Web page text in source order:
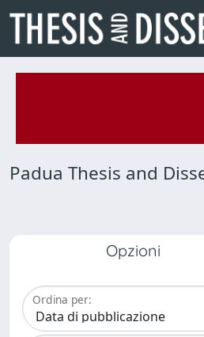
Padua Thesis and
Opzioni
Ordina per: